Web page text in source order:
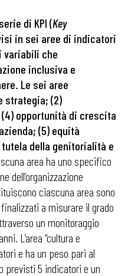
di KPI (Key
in sei aree di indicatori
variabili che
inclusiva e
Le sei aree
strategia; (2)
(4) opportunità di crescita
(5) equità
della genitorialità e
area ha uno specifico
dell’organizzazione
ciascuna area sono
a misurare il grado
un monitoraggio
L’area “cultura e
e ha un peso pari al
previsti 5 indicatori e un